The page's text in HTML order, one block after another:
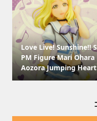
Love Live! Sunshine!! S
PM Figure Mari Ohara
Aozora Jumping Heart